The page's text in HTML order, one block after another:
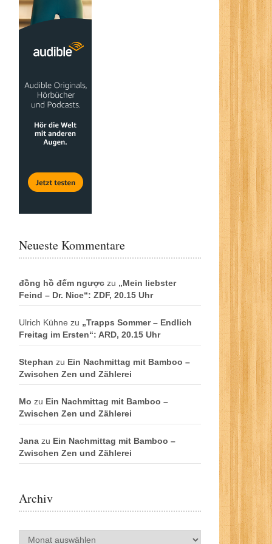
Neueste Kommentare
đồng hồ đếm ngược zu „Mein liebster
Feind – Dr. Nice“: ZDF, 20.15 Uhr
Ulrich Kühne zu „Trapps Sommer – Endlich
Freitag im Ersten“: ARD, 20.15 Uhr
Stephan zu Ein Nachmittag mit Bamboo –
Zwischen Zen und Zählerei
Mo zu Ein Nachmittag mit Bamboo –
Zwischen Zen und Zählerei
Jana zu Ein Nachmittag mit Bamboo –
Zwischen Zen und Zählerei
Archiv
Archiv